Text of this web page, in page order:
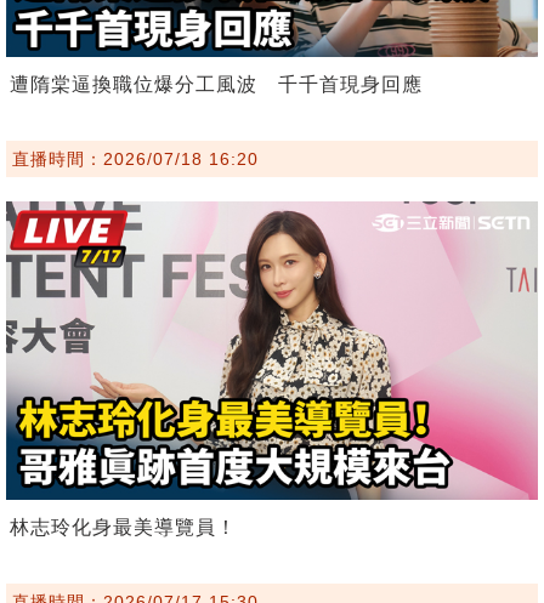
遭隋棠逼換職位爆分工風波 千千首現身回應
直播時間：2026/07/18 16:20
林志玲化身最美導覽員！